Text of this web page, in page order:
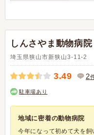
しんさやま動物病院
埼玉県狭山市新狭山3-11-2
3.49 2
駐車場あり
地域に密着の動物病院
今年になって初めて犬を